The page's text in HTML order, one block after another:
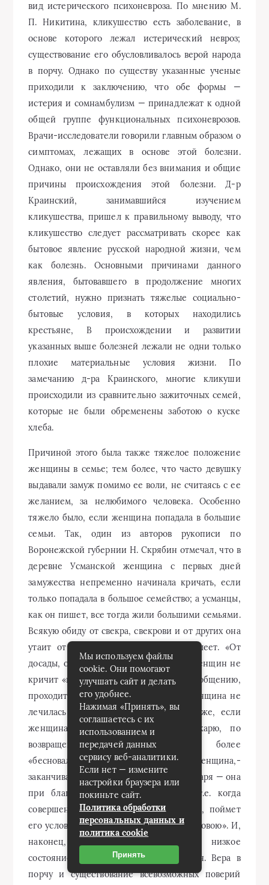
вид истерического психоневроза. По мнению М.
П. Никитина, кликушество есть заболевание, в
основе которого лежал истерический невроз;
существование его обусловливалось верой народа
в порчу. Однако по существу указанные ученые
приходили к заключению, что обе формы —
истерия и сомнамбулизм — принадлежат к одной
общей группе функциональных психоневрозов.
Врачи-исследователи говорили главным образом о
симптомах, лежащих в основе этой болезни.
Однако, они не оставляли без внимания и общие
причины происхождения этой болезни. Д-р
Краинский, занимавшийся изучением
кликушества, пришел к правильному выводу, что
кликушество следует рассматривать скорее как
бытовое явление русской народной жизни, чем
как болезнь. Основными причинами данного
явления, бытовавшего в продолжение многих
столетий, нужно признать тяжелые социально-
бытовые условия, в которых находились
крестьяне, В происхождении и развитии
указанных выше болезней лежали не одни только
плохие материальные условия жизни. По
замечанию д-ра Краинского, многие кликуши
происходили из сравнительно зажиточных семей,
которые не были обременены заботою о куске
хлеба.
Причиной этого была также тяжелое положение
женщины в семье; тем более, что часто девушку
выдавали замуж помимо ее воли, не считаясь с ее
желанием, за нелюбимого человека. Особенно
тяжело было, если женщина попадала в большие
семьи. Так, один из авторов рукописи по
Воронежской губернии Н. Скрябин отмечал, что в
деревне Усманской женщина с первых дней
замужества непременно начинала кричать, если
только попадала в большое семейство; а усманцы,
как он пишет, все тогда жили большими семьями.
Всякую обиду от свекра, свекрови и от других она
утаит от мужа, оттого страдает и болеет. «От
досады, от скрытой злобы» редкая Из женщин не
кричит «на голос». Порча эта, по его сообщению,
проходит с летами, если только эта женщина не
лечилась у знахаря «бахаря». Обычно же, если
женщина закричит, ее везли к лекарю, по
возвращении от него она еще более
«бесновалась». «Счастлива та женщина,-
заканчивает он, — которая не была у бахаря — она
при благоприятных обстоятельствах, т.е. когда
совершенно войдет в состав семейства, поймет
его условия, сделается совершенно здоровою». И,
наконец, большое значение имело низкое
состояние культурного уровня крестьян. Вера в
порчу и существование всевозможных поверий
Мы используем файлы
cookie. Они помогают
улучшать сайт и делать
его удобнее.
Нажимая «Принять», вы
соглашаетесь с их
использованием и
передачей данных
сервису веб-аналитики.
Если нет — измените
настройки браузера или
покиньте сайт.
Политика обработки
персональных данных и
политика cookie
Принять